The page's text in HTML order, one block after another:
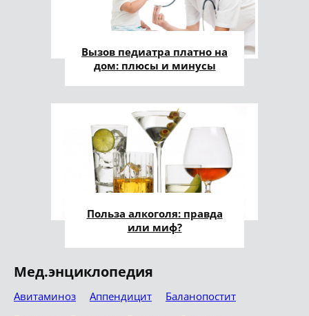
Вызов педиатра платно на
дом: плюсы и минусы
Польза алкоголя: правда
или миф?
Мед.энциклопедия
Авитаминоз Аппендицит
Баланопостит